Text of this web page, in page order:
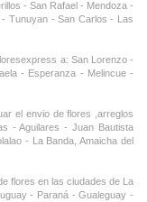
- San Rafael - Mendoza -
Tunuyan - San Carlos - Las
a: San Lorenzo -
- Esperanza - Melincue -
el envio de flores ,arreglos
- Aguilares - Juan Bautista
- La Banda, Amaicha del
flores en las ciudades de La
- Paraná - Gualeguay -